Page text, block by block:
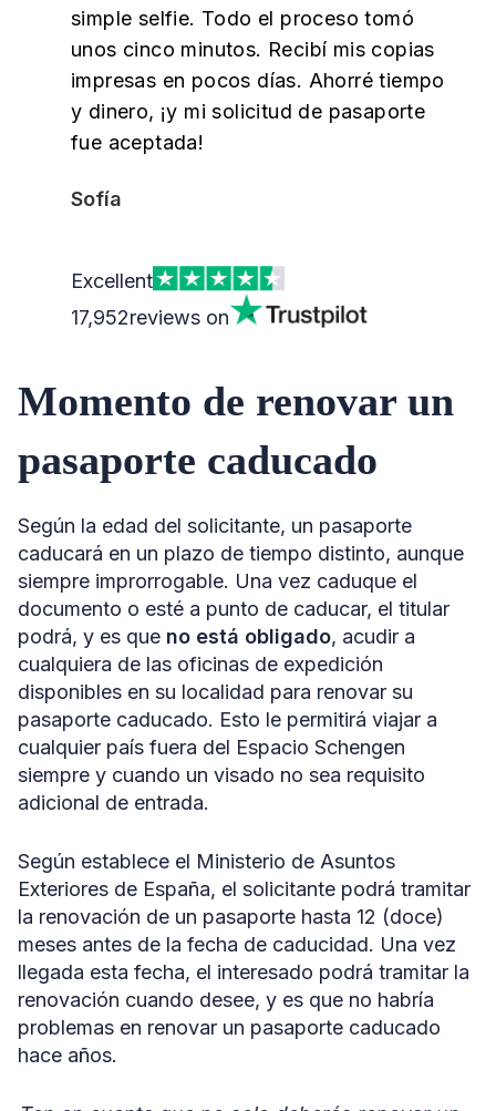
simple selfie. Todo el proceso tomó
unos cinco minutos. Recibí mis copias
impresas en pocos días. Ahorré tiempo
y dinero, ¡y mi solicitud de pasaporte
fue aceptada!
Sofía
Excellent
17,952reviews on
Momento de renovar un
pasaporte caducado
Según la edad del solicitante, un pasaporte
caducará en un plazo de tiempo distinto, aunque
siempre improrrogable. Una vez caduque el
documento o esté a punto de caducar, el titular
podrá, y es que no está obligado, acudir a
cualquiera de las oficinas de expedición
disponibles en su localidad para renovar su
pasaporte caducado. Esto le permitirá viajar a
cualquier país fuera del Espacio Schengen
siempre y cuando un visado no sea requisito
adicional de entrada.
Según establece el Ministerio de Asuntos
Exteriores de España, el solicitante podrá tramitar
la renovación de un pasaporte hasta 12 (doce)
meses antes de la fecha de caducidad. Una vez
llegada esta fecha, el interesado podrá tramitar la
renovación cuando desee, y es que no habría
problemas en renovar un pasaporte caducado
hace años.